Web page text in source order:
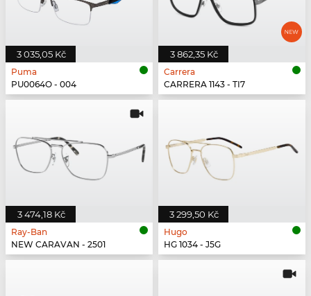
3 035,05 Kč
Puma
PU0064O - 004
3 862,35 Kč
Carrera
CARRERA 1143 - TI7
3 474,18 Kč
Ray-Ban
NEW CARAVAN - 2501
3 299,50 Kč
Hugo
HG 1034 - J5G